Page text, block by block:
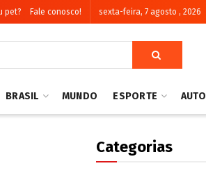
pet? Fale conosco! sexta-feira, 7 agosto , 2026
BRASIL MUNDO ESPORTE AUTO
Categorias